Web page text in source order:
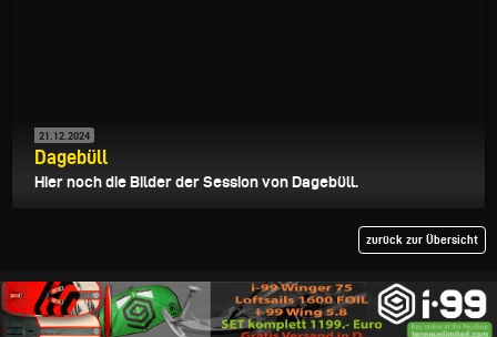
21.12.2024
Dagebüll
Hier noch die Bilder der Session von Dagebüll.
zurück zur Übersicht